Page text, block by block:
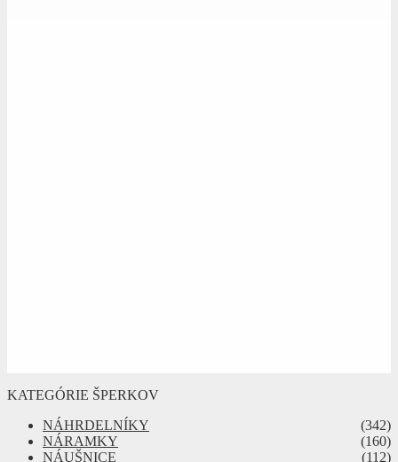
KATEGÓRIE ŠPERKOV
NÁHRDELNÍKY
(342)
NÁRAMKY
(160)
NÁUŠNICE
(112)